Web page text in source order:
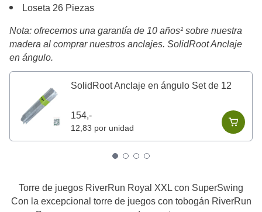
Loseta 26 Piezas
Nota: ofrecemos una garantía de 10 años¹ sobre nuestra
madera al comprar nuestros anclajes. SolidRoot Anclaje
en ángulo.
SolidRoot Anclaje en ángulo Set de 12
154,-
12,83 por unidad
Torre de juegos RiverRun Royal XXL con SuperSwing
Con la excepcional torre de juegos con tobogán RiverRun